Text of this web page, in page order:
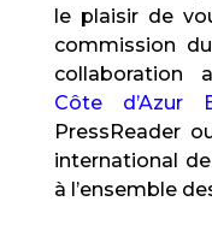
le plaisir de
commission du
collaboration
Côte d’Azur
PressReader
international
à l’ensemble